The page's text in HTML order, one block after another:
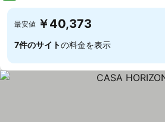
最安値 ￥40,373
7件のサイトの料金を表示